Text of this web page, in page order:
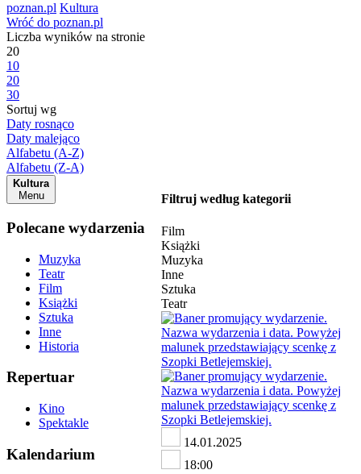
poznan.pl Kultura
Wróć do poznan.pl
Liczba wyników na stronie
20
10
20
30
Sortuj wg
Daty rosnąco
Daty malejąco
Alfabetu (A-Z)
Alfabetu (Z-A)
Kultura
Menu
Polecane wydarzenia
Muzyka
Teatr
Film
Książki
Sztuka
Inne
Historia
Repertuar
Kino
Spektakle
Kalendarium
Filtruj według kategorii
Film
Książki
Muzyka
Inne
Sztuka
Teatr
14.01.2025
18:00